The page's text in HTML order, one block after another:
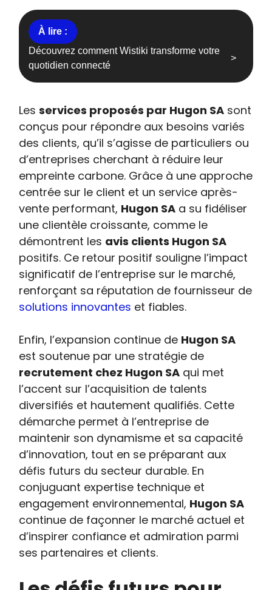
Découvrez comment Wistiki transforme votre
quotidien connecté
Lesservices proposés par Hugon SA sont
conçus pour répondre aux besoins variés
des clients, qu’il s’agisse de particuliers ou
d’entreprises cherchant à réduire leur
empreinte carbone. Grâce à une approche
centrée sur le client et un service après-
vente performant, Hugon SA a su fidéliser
une clientèle croissante, comme le
démontrent les avis clients Hugon SA
positifs. Ce retour positif souligne l’impact
significatif de l’entreprise sur le marché,
renforçant sa réputation de fournisseur de
solutions innovantes et fiables.
Enfin, l’expansion continue de Hugon SA
est soutenue par une stratégie de
recrutement chez Hugon SA qui met
l’accent sur l’acquisition de talents
diversifiés et hautement qualifiés. Cette
démarche permet à l’entreprise de
maintenir son dynamisme et sa capacité
d’innovation, tout en se préparant aux
défis futurs du secteur durable. En
conjuguant expertise technique et
engagement environnemental, Hugon SA
continue de façonner le marché actuel et
d’inspirer confiance et admiration parmi
ses partenaires et clients.